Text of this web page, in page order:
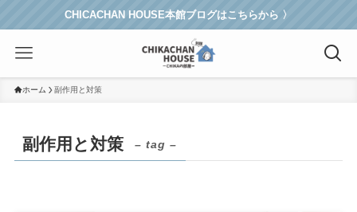
CHICACHAN HOUSE本館ブログはこちらから 〉
ホーム 副作用と対策
副作用と対策 – tag –